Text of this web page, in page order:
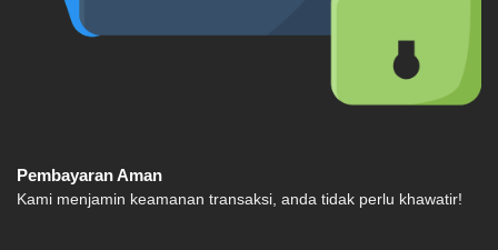
Pembayaran Aman
Kami menjamin keamanan transaksi, anda tidak perlu khawatir!